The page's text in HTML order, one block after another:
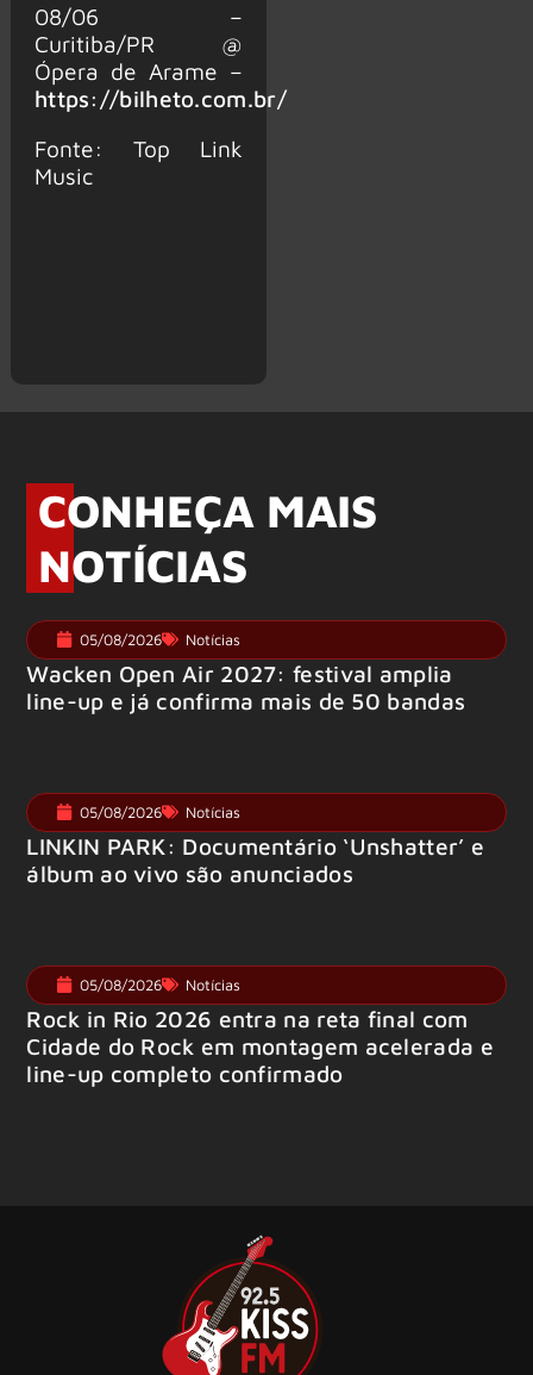
08/06 –
Curitiba/PR @
Ópera de Arame –
https://bilheto.com.br/
Fonte: Top Link
Music
CONHEÇA MAIS
NOTÍCIAS
05/08/2026 Notícias
Wacken Open Air 2027: festival amplia
line-up e já confirma mais de 50 bandas
05/08/2026 Notícias
LINKIN PARK: Documentário ‘Unshatter’ e
álbum ao vivo são anunciados
05/08/2026 Notícias
Rock in Rio 2026 entra na reta final com
Cidade do Rock em montagem acelerada e
line-up completo confirmado